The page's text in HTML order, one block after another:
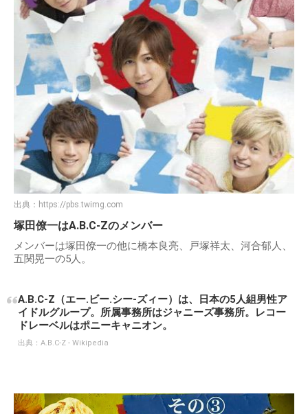
出典： https://pbs.twimg.com
塚田僚一はA.B.C-Zのメンバー
メンバーは塚田僚一の他に橋本良亮、戸塚祥太、河合郁人、
五関晃一の5人。
A.B.C-Z（エー.ビー.シー-ズィー）は、日本の5人組男性ア
イドルグループ。所属事務所はジャニーズ事務所。レコー
ドレーベルはポニーキャニオン。
出典： A.B.C-Z - Wikipedia